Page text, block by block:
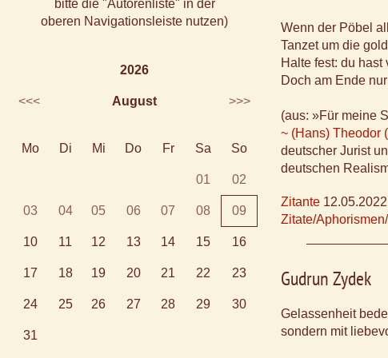
Wenn der Pöbel
Tanzet um die
Halte fest: du hast
Doch am Ende
(aus: »Für meine
~ (Hans) Theodor
deutscher Jurist
deutschen
Zitante
Zitate/
Gudrun Zydek
Gelassenheit
sondern mit
bitte die "Autorenliste" in der
oberen Navigationsleiste nutzen)
2026
<<< August >>>
Mo Di Mi Do Fr Sa So
01 02
03 04 05 06 07 08 09
10 11 12 13 14 15 16
17 18 19 20 21 22 23
24 25 26 27 28 29 30
31